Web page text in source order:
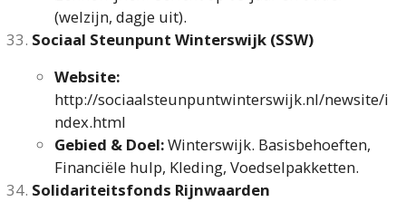
(welzijn, dagje uit).
Sociaal Steunpunt Winterswijk (SSW)
Website:
http://sociaalsteunpuntwinterswijk.nl/newsite/i
ndex.html
Gebied & Doel:Winterswijk. Basisbehoeften,
Financiële hulp, Kleding, Voedselpakketten.
Solidariteitsfonds Rijnwaarden